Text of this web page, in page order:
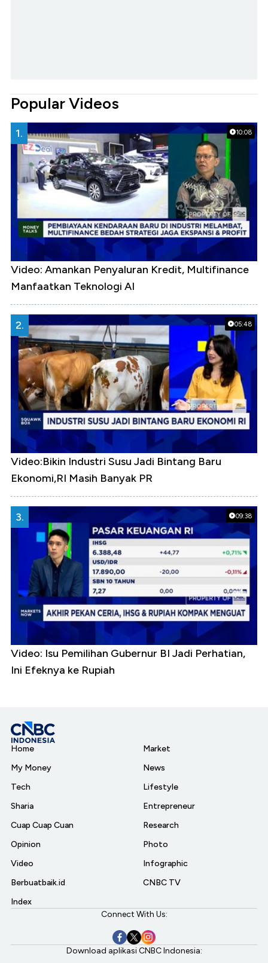
Popular Videos
10:08
1.
Video: Amankan Penyaluran Kredit, Multifinance
Manfaatkan Teknologi AI
05:48
2.
Video:Bikin Industri Susu Jadi Bintang Baru
Ekonomi,RI Masih Banyak PR
09:38
3.
Video: Isu Pemilihan Gubernur BI Jadi Perhatian,
Ini Efeknya ke Rupiah
Home
My Money
Tech
Sharia
Cuap Cuap Cuan
Opinion
Video
Berbuatbaik.id
Index
Market
News
Lifestyle
Entrepreneur
Research
Photo
Infographic
CNBC TV
Connect With Us:
Download aplikasi CNBC Indonesia: